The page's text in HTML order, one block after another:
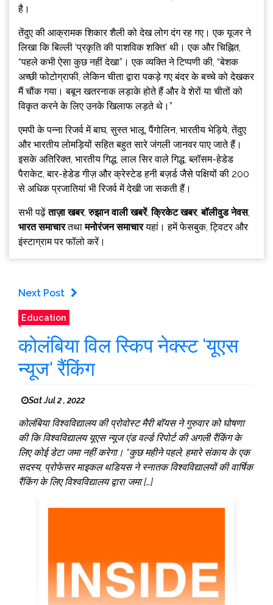
है।
तेंदुए की आक्रामक शिकार शैली को देख लोग दंग रह गए। एक यूजर ने
लिखा कि बिल्ली ‘प्रकृति की पाशविक शक्ति’ थी। एक और चिह्नित,
“पहले कभी ऐसा कुछ नहीं देखा”। एक व्यक्ति ने टिप्पणी की, “बेशक
अच्छी फोटोग्राफी, लेकिन चीता द्वारा पकड़े गए बंदर के बच्चे को देखकर
मैं चौंक गया। बबून खतरनाक लड़ाके होते हैं और वे शेरों या चीतों को
विकृत करने के लिए उनके खिलाफ लड़ते थे।”
एमपी के पन्ना रिजर्व में बाघ, सुस्त भालू, पैंगोलिन, भारतीय भेड़िये, तेंदुए
और भारतीय लोमड़ियों सहित बहुत सारे जंगली जानवर पाए जाते हैं।
इसके अतिरिक्त, भारतीय गिद्ध, लाल सिर वाले गिद्ध, ब्लॉसम-हेडेड
पैराकेट, बार-हेडेड गीज़ और क्रेस्टेड हनी बज़र्ड जैसे पक्षियों की 200
से अधिक प्रजातियां भी रिजर्व में देखी जा सकती हैं।
सभी पढ़ेंताज़ा खबर,रुझान वाली खबरें,क्रिकेट खबर,बॉलीवुड नेवस,
भारत समाचारतथामनोरंजन समाचारयहां। हमें फेसबुक, ट्विटर और
इंस्टाग्राम पर फॉलो करें।
Next Post
Education
कोलंबिया विल स्किप नेक्स्ट 'यूएस
न्यूज' रैंकिंग
Sat Jul 2 , 2022
कोलंबिया विश्वविद्यालय की प्रोवोस्ट मैरी बॉयस ने गुरुवार को घोषणा
की कि विश्वविद्यालय यूएस न्यूज एंड वर्ल्ड रिपोर्ट की अगली रैंकिंग के
लिए कोई डेटा जमा नहीं करेगा। “कुछ महीने पहले, हमारे संकाय के एक
सदस्य, प्रोफेसर माइकल थडियस ने स्नातक विश्वविद्यालयों की वार्षिक
रैंकिंग के लिए विश्वविद्यालय द्वारा जमा […]